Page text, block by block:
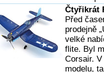
Čtyřikrát
Před
prodejně
velké
flite. Byl
Corsair.
modelu,